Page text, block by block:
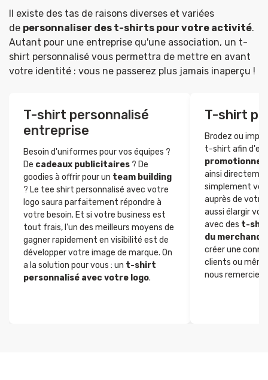
Il existe des tas de raisons diverses et variées
de personnaliser des t-shirts pour votre activité.
Autant pour une entreprise qu'une association, un t-
shirt personnalisé vous permettra de mettre en avant
votre identité : vous ne passerez plus jamais inaperçu !
T-shirt personnalisé
entreprise
Besoin d'uniformes pour vos équipes ?
De cadeaux publicitaires ? De
goodies à offrir pour un team building
? Le tee shirt personnalisé avec votre
logo saura parfaitement répondre à
votre besoin. Et si votre business est
tout frais, l'un des meilleurs moyens de
gagner rapidement en visibilité est de
développer votre image de marque. On
a la solution pour vous : un t-shirt
personnalisé avec votre logo.
T-shirt
Brodez ou
t-shirt afin d'en
promotionnel
ainsi
simplement
auprès de votre
aussi élargir
avec des t-
du
créer une
clients ou
nous remerciez